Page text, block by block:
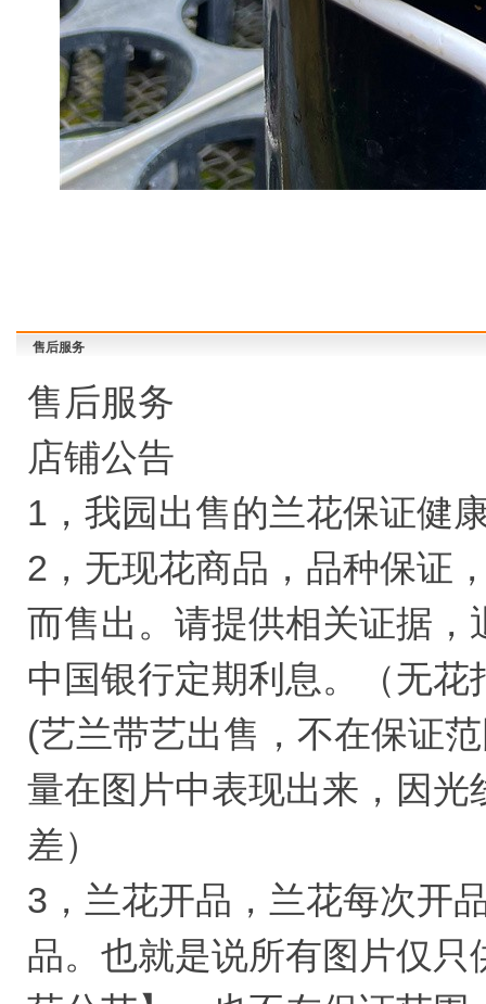
售后服务
售后服务
店铺公告
1，我园出售的兰花保证健
2，无现花商品，品种保证
而售出。请提供相关证据
中国银行定期利息。（无
(艺兰带艺出售，不在保证
量在图片中表现出来，因
差）
3，兰花开品，兰花每次开
品。也就是说所有图片仅